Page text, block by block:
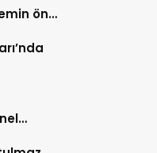
ön